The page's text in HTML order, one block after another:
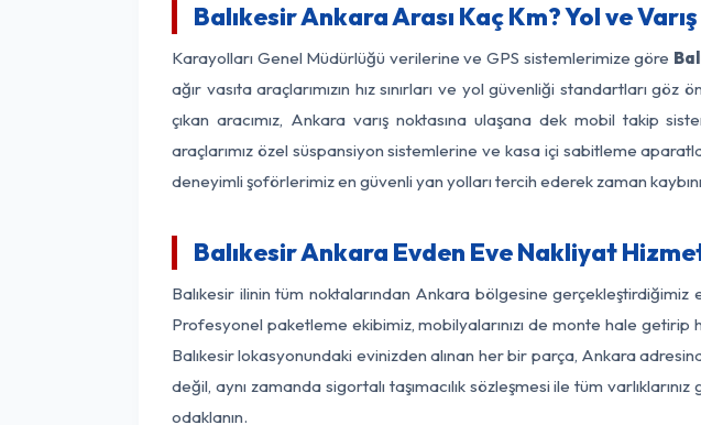
Balıkesir Ankara Arası Kaç Km? Yol ve
Karayolları Genel Müdürlüğü verilerine ve GPS sistemlerimize göre
ağır vasıta araçlarımızın hız sınırları ve yol güvenliği standartları
çıkan aracımız, Ankara varış noktasına ulaşana dek mobil takip
araçlarımız özel süspansiyon sistemlerine ve kasa içi sabitleme
deneyimli şoförlerimiz en güvenli yan yolları tercih ederek zaman
Balıkesir Ankara Evden Eve Nakliyat
Balıkesir ilinin tüm noktalarından Ankara bölgesine
Profesyonel paketleme ekibimiz, mobilyalarınızı de monte hale getirip
Balıkesir lokasyonundaki evinizden alınan her bir parça, Ankara
değil, aynı zamanda sigortalı taşımacılık sözleşmesi ile tüm
odaklanın.